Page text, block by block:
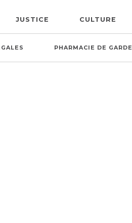
JUSTICE CULTURE
PHARMACIE DE GARDE